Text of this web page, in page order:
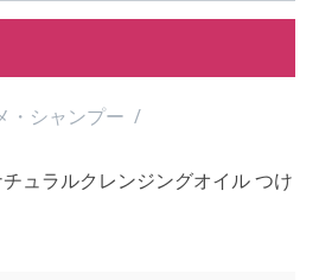
・シャンプー /
ュラルクレンジングオイル つけ